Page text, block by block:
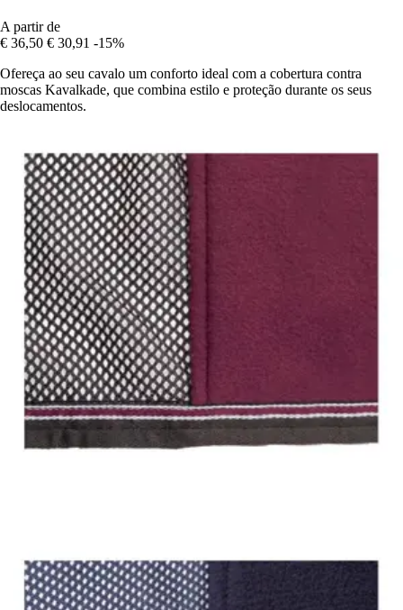
A partir de
€ 36,50 € 30,91 -15%
Ofereça ao seu cavalo um conforto ideal com a cobertura contra
moscas Kavalkade, que combina estilo e proteção durante os seus
deslocamentos.